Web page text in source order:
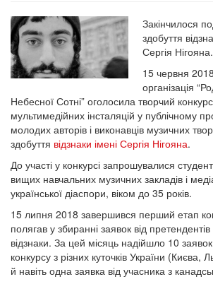
Закінчилося
здобуття
Сергія Нігояна.
15 червня
організація
Небесної Сотні” оголосила творчий
мультимедійних інсталяцій у публічному
молодих авторів і виконавців музичних
здобуття відзнаки імені Сергія Нігояна.
До участі у конкурсі запрошувалися
вищих навчальних музичних закладів і
української діаспори, віком до 35 років.
15 липня 2018 завершився перший етап
полягав у збиранні заявок від
відзнаки. За цей місяць надійшло 10 заявок
конкурсу з різних куточків України
й навіть одна заявка від учасника з